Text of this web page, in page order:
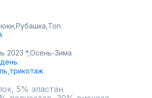
Рубашка, Топ
2023 *,Осень-Зима
трикотаж
5% эластан